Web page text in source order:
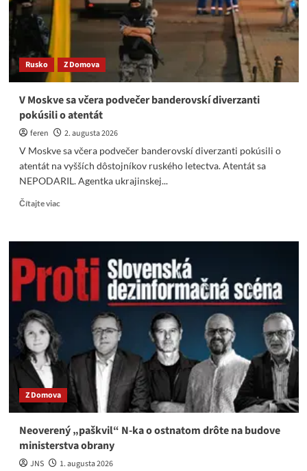
kde
Rusko Z Domova
V Moskve sa včera podvečer banderovskí diverzanti
pokúsili o atentát
feren
2. augusta 2026
V Moskve sa včera podvečer banderovskí diverzanti pokúsili o
atentát na vyšších dôstojníkov ruského letectva. Atentát sa
NEPODARIL. Agentka ukrajinskej...
Čítajte viacRead
V
sa
podvečer
banderovskí
diverzanti
o
atentát
Z Domova
Neoverený „paškvil“ N-ka o ostnatom drôte na budove
ministerstva obrany
JNS
1. augusta 2026